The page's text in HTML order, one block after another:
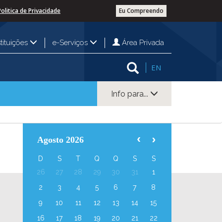
Eu Compreendo
de Privacidade
e-Serviços Área Privada
EN
Info para...
Agosto 2026
D S T Q Q S
S
26
27 28 29 30 31
1
2
3 4 5 6 7
8
9
10 11 12 13 14
15
16
17 18 19 20 21
22